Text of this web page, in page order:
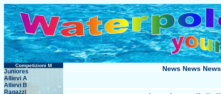
Competizioni M
Juniores
Allievi A
Allievi B
Ragazzi
News News News